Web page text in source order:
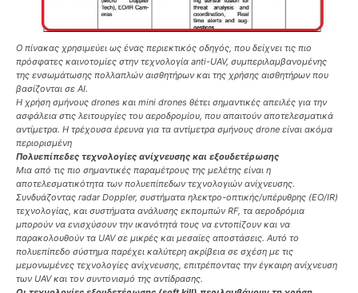
Ο πίνακας χρησιμεύει ως ένας περιεκτικός οδηγός, που δείχνει τις πιο
πρόσφατες καινοτομίες στην τεχνολογία anti-UAV, συμπεριλαμβανομένης
της ενσωμάτωσης πολλαπλών αισθητήρων και της χρήσης αισθητήρων που
βασίζονται σε AI.
Η χρήση σμήνους drones και mini drones θέτει σημαντικές απειλές για την
ασφάλεια στις λειτουργίες του αεροδρομίου, που απαιτούν αποτελεσματικά
αντίμετρα. Η τρέχουσα έρευνα για τα αντίμετρα σμήνους drone είναι ακόμα
περιορισμένη
Πολυεπίπεδες τεχνολογίες ανίχνευσης και εξουδετέρωσης
Μια από τις πιο σημαντικές παραμέτρους της μελέτης είναι η
αποτελεσματικότητα των πολυεπίπεδων τεχνολογιών ανίχνευσης.
Συνδυάζοντας radar Doppler, συστήματα ηλεκτρο-οπτικής/υπέρυθρης (EO/IR)
τεχνολογίας, και συστήματα ανάλυσης εκπομπών RF, τα αεροδρόμια
μπορούν να ενισχύσουν την ικανότητά τους να εντοπίζουν και να
παρακολουθούν τα UAV σε μικρές και μεσαίες αποστάσεις. Αυτό το
πολυεπίπεδο σύστημα παρέχει καλύτερη ακρίβεια σε σχέση με τις
μεμονωμένες τεχνολογίες ανίχνευσης, επιτρέποντας την έγκαιρη ανίχνευση
των UAV και τον συντονισμό της αντίδρασης.